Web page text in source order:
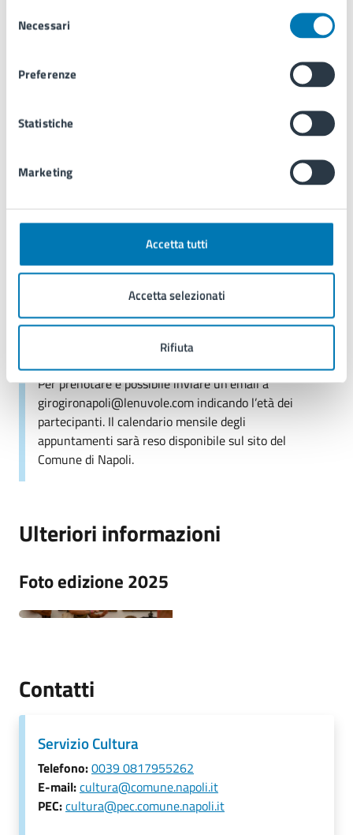
delNecessari
Preferenze
Statistiche
Marketing
Accetta tutti
Accetta selezionati
Rifiuta
Date e orari
16
19
Costi
La partecipazione e l’ingresso ai siti sono
gratuiti fino ad esaurimento posti
Per prenotare è possibile inviare un’email a
girogironapoli@lenuvole.com indicando l’età dei
partecipanti. Il calendario mensile degli
appuntamenti sarà reso disponibile sul sito del
Comune di Napoli.
Ulteriori informazioni
Foto edizione 2025
Contatti
Servizio Cultura
Telefono:0039 0817955262
E-mail:cultura@comune.napoli.it
PEC:cultura@pec.comune.napoli.it